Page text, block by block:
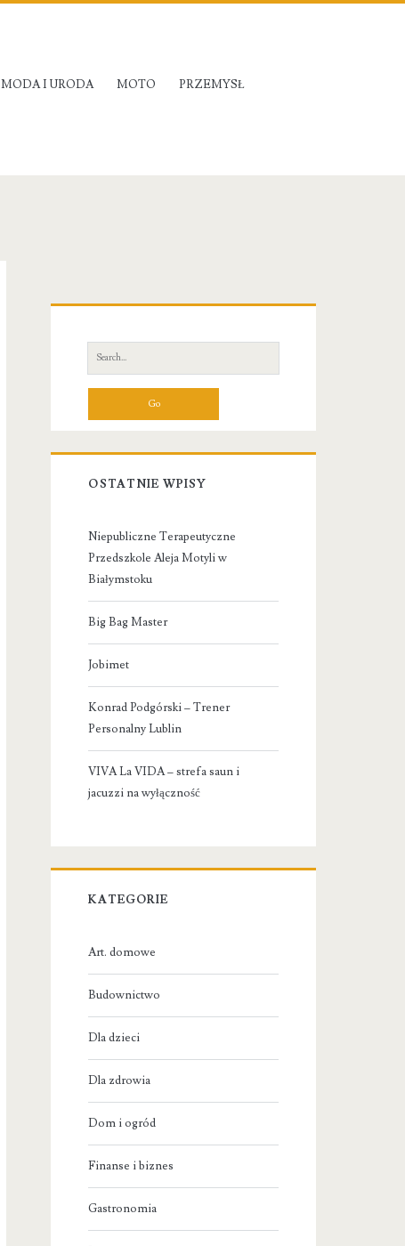
MODA I URODA MOTO PRZEMYSŁ
Sidebar
Search
for:
OSTATNIE WPISY
Niepubliczne Terapeutyczne
Przedszkole Aleja Motyli w
Białymstoku
Big Bag Master
Jobimet
Konrad Podgórski – Trener
Personalny Lublin
VIVA La VIDA – strefa saun i
jacuzzi na wyłączność
KATEGORIE
Art. domowe
Budownictwo
Dla dzieci
Dla zdrowia
Dom i ogród
Finanse i biznes
Gastronomia